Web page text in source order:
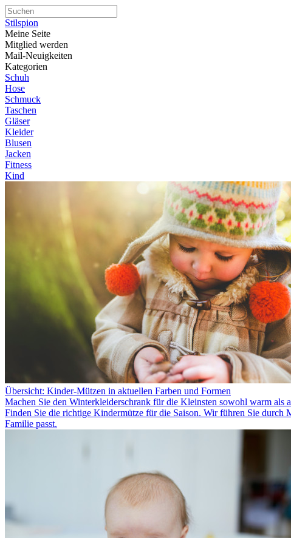
Stilspion
Meine Seite
Mitglied werden
Mail-Neuigkeiten
Kategorien
Schuh
Hose
Schmuck
Taschen
Gläser
Kleider
Blusen
Jacken
Fitness
Kind
Übersicht: Kinder-Mützen in aktuellen Farben und Formen
Machen Sie den Winterkleiderschrank für die Kleinsten sowohl warm als
Finden Sie die richtige Kindermütze für die Saison. Wir führen Sie
Familie passt.